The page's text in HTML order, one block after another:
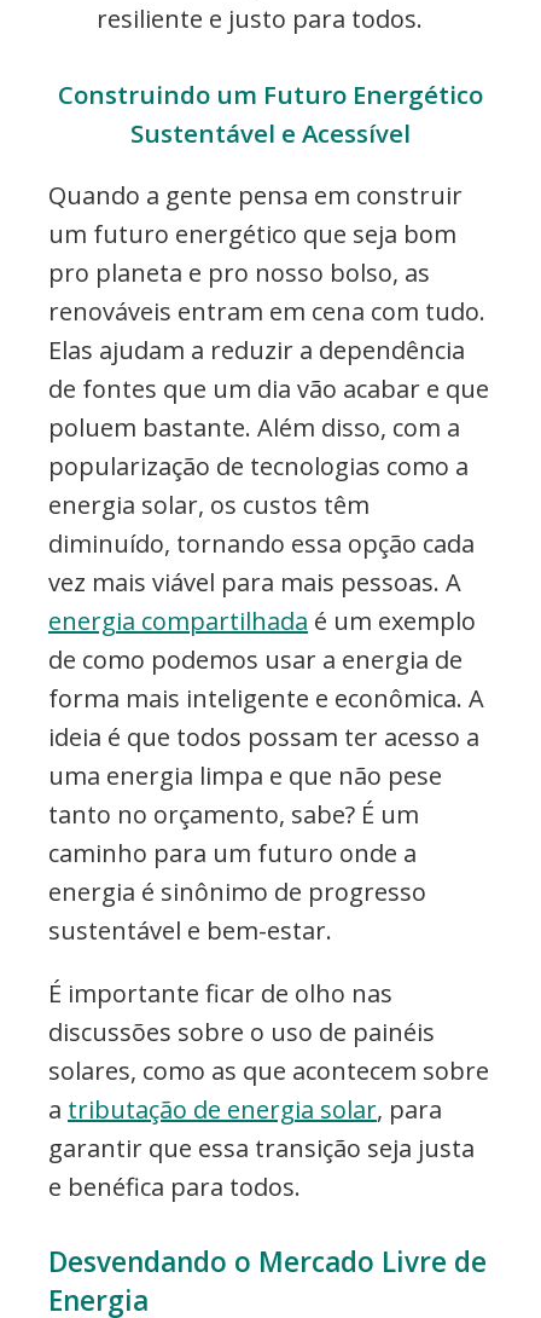
resiliente e justo para todos.
Construindo um Futuro Energético
Sustentável e Acessível
Quando a gente pensa em construir
um futuro energético que seja bom
pro planeta e pro nosso bolso, as
renováveis entram em cena com tudo.
Elas ajudam a reduzir a dependência
de fontes que um dia vão acabar e que
poluem bastante. Além disso, com a
popularização de tecnologias como a
energia solar, os custos têm
diminuído, tornando essa opção cada
vez mais viável para mais pessoas. A
energia compartilhada é um exemplo
de como podemos usar a energia de
forma mais inteligente e econômica. A
ideia é que todos possam ter acesso a
uma energia limpa e que não pese
tanto no orçamento, sabe? É um
caminho para um futuro onde a
energia é sinônimo de progresso
sustentável e bem-estar.
É importante ficar de olho nas
discussões sobre o uso de painéis
solares, como as que acontecem sobre
a tributação de energia solar, para
garantir que essa transição seja justa
e benéfica para todos.
Desvendando o Mercado Livre de
Energia